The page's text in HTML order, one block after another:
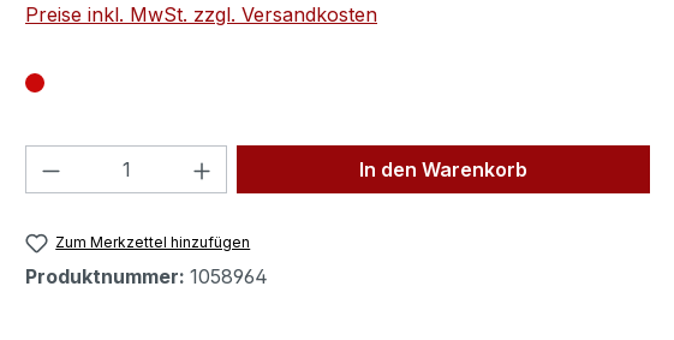
Preise inkl. MwSt. zzgl. Versandkosten
Produkt Anzahl: Gib den gewünschten Wert
In den Warenkorb
Zum Merkzettel hinzufügen
Produktnummer: 1058964